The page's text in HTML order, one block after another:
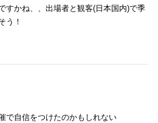
すかね、、出場者と観客(日本国内)で季
う！
で自信をつけたのかもしれない